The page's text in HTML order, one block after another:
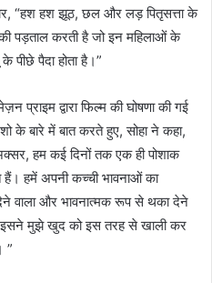
“हश हश झूठ, छल और लड़ पितृसत्ता के
पड़ताल करती है जो इन महिलाओं के
पीछे पैदा होता है।”
प्राइम द्वारा फिल्म की घोषणा की गई
के बारे में बात करते हुए, सोहा ने कहा,
हम कई दिनों तक एक ही पोशाक
हमें अपनी कच्ची भावनाओं का
वाला और भावनात्मक रूप से थका देने
मुझे खुद को इस तरह से खाली कर
”